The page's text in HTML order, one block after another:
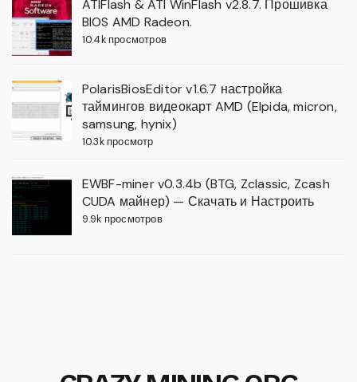
ATIFlash & ATI WinFlash v2.8.7. Прошивка
BIOS AMD Radeon.
10.4k просмотров
PolarisBiosEditor v1.6.7 настройка
таймингов видеокарт AMD (Elpida, micron,
samsung, hynix)
10.3k просмотр
EWBF-miner v0.3.4b (BTG, Zclassic, Zcash
CUDA майнер) — Скачать и Настроить
9.9k просмотров